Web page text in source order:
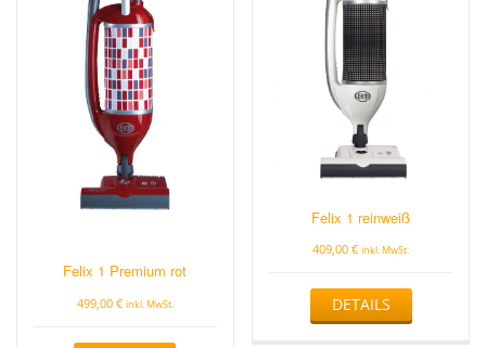
Felix 1 Premium rot
499,00 € inkl. MwSt.
Felix 1 reinweiß
409,00€ inkl. MwSt.
DETAILS